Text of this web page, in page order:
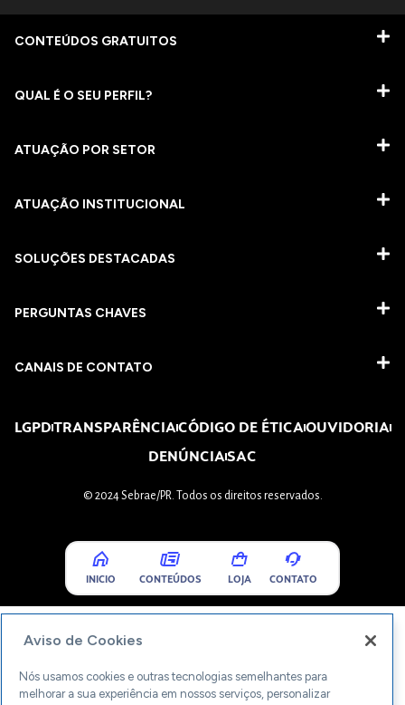
CONTEÚDOS GRATUITOS
QUAL É O SEU PERFIL?
ATUAÇÃO POR SETOR
ATUAÇÃO INSTITUCIONAL
SOLUÇÕES DESTACADAS
PERGUNTAS CHAVES​
CANAIS DE CONTATO
LGPDTRANSPARÊNCIACÓDIGO DE ÉTICAOUVIDORIA
DENÚNCIASAC
© 2024 Sebrae/PR. Todos os direitos reservados.
INICIO CONTEÚDOS LOJA CONTATO
Aviso de Cookies
Nós usamos cookies e outras tecnologias semelhantes para
melhorar a sua experiência em nossos serviços, personalizar